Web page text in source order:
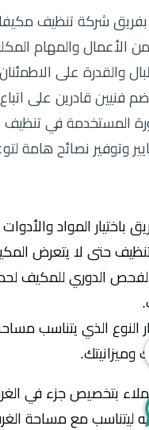
بفريق شركة تنظيف
الأعمال والمهام
والقدرة على
فنيين قادرين على
المستخدمة في تنظيف
وتوفير نصائح هامة
باختيار المواد
حتى لا يتعرض
الدوري للمكيف
النوع الذي يتناسب
وميزانيتك.
بتخصيص جزء في
ليتناسب مع مساحة